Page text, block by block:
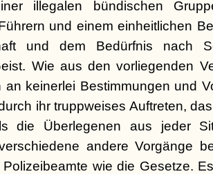
illegalen bündischen
und einem einheitlichen
und dem Bedürfnis nach
Wie aus den vorliegenden
an keinerlei Bestimmungen und
ihr truppweises Auftreten,
die Überlegenen aus jeder
andere Vorgänge
wie die Gesetze.